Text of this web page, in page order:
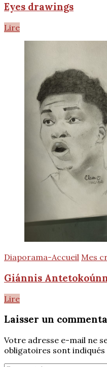
Eyes drawings
Lire
Diaporama-Accueil Mes
Giánnis
Lire
Laisser un
Votre adresse e-mail ne
obligatoires sont indiqués